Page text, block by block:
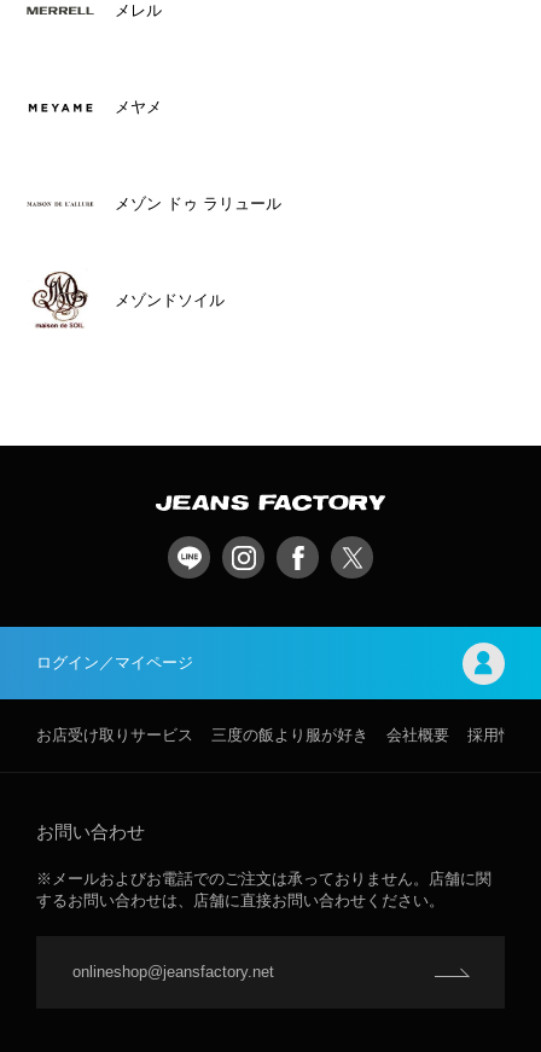
メレル
メヤメ
メゾン ドゥ ラリュール
メゾンドソイル
ログイン／マイページ
お店受け取りサービス 三度の飯より服が好き 会社概要 採用情報
お問い合わせ
※メールおよびお電話でのご注文は承っておりません。店舗に関
するお問い合わせは、店舗に直接お問い合わせください。
onlineshop@jeansfactory.net